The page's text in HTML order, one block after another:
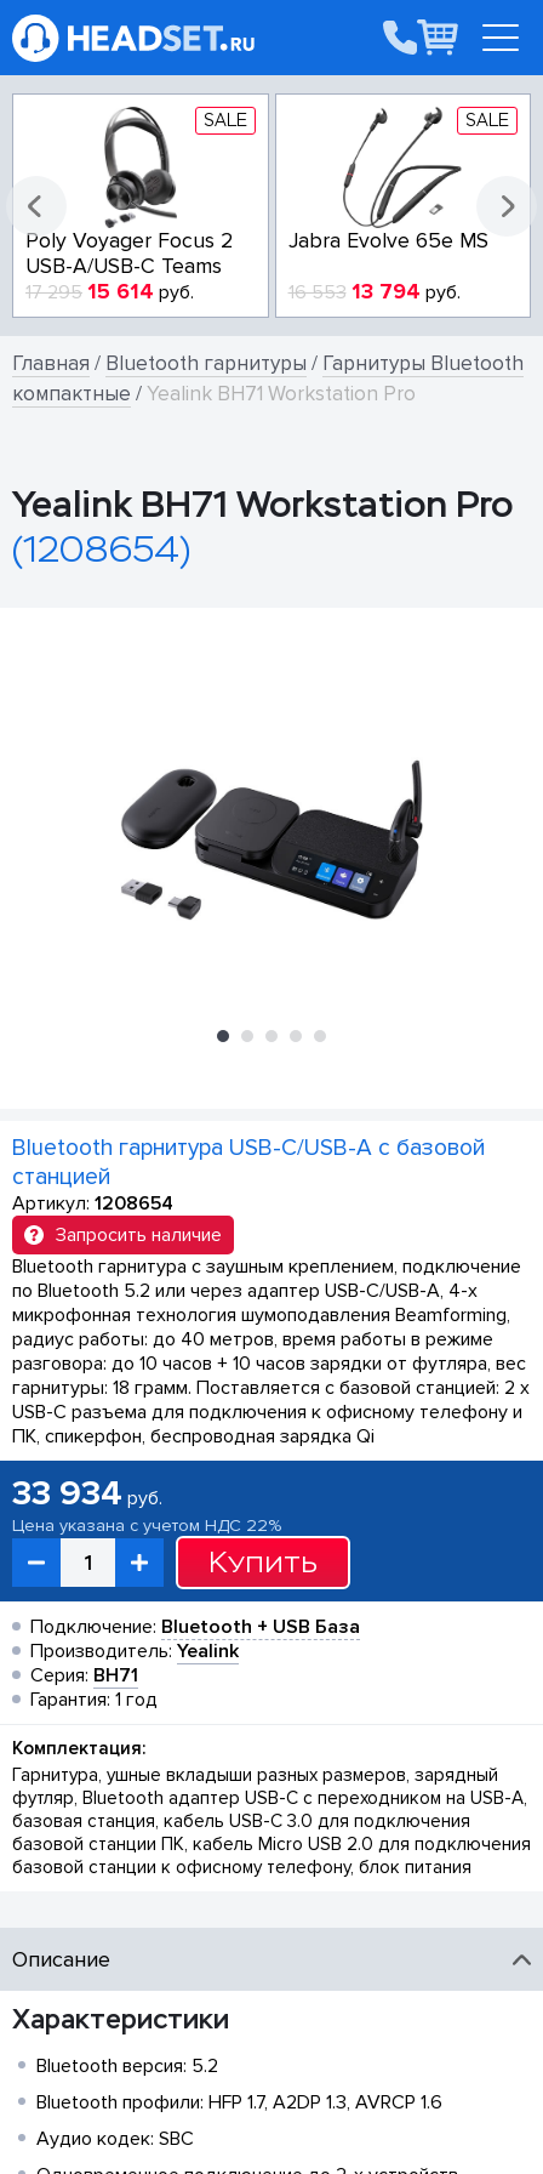
SALE
Poly Voyager Focus 2
USB-A/USB-C Teams
17 295 15 614 руб.
SALE
Jabra Evolve 65e MS
16 553 13 794 руб.
Главная / Bluetooth гарнитуры / Гарнитуры Bluetooth
компактные /Yealink BH71 Workstation Pro
Yealink BH71 Workstation Pro
(1208654)
Bluetooth гарнитура USB-C/USB-A с базовой
станцией
Артикул: 1208654
Запросить наличие
Bluetooth гарнитура с заушным креплением, подключение
по Bluetooth 5.2 или через адаптер USB-C/USB-A, 4-х
микрофонная технология шумоподавления Beamforming,
радиус работы: до 40 метров, время работы в режиме
разговора: до 10 часов + 10 часов зарядки от футляра, вес
гарнитуры: 18 грамм. Поставляется с базовой станцией: 2 х
USB-C разъема для подключения к офисному телефону и
ПК, спикерфон, беспроводная зарядка Qi
33 934 руб.
Цена указана с учетом НДС 22%
Купить
Подключение: Bluetooth + USB База
Производитель: Yealink
Серия: BH71
Гарантия: 1 год
Комплектация:
Гарнитура, ушные вкладыши разных размеров, зарядный
футляр, Bluetooth адаптер USB-C с переходником на USB-A,
базовая станция, кабель USB-C 3.0 для подключения
базовой станции ПК, кабель Micro USB 2.0 для подключения
базовой станции к офисному телефону, блок питания
Описание
Характеристики
Bluetooth версия: 5.2
Bluetooth профили: HFP 1.7, A2DP 1.3, AVRCP 1.6
Аудио кодек: SBC